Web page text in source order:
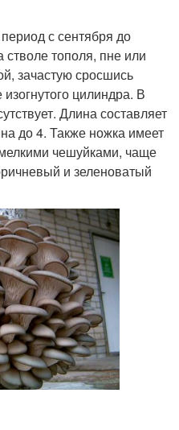
с сентября до
стволе тополя, пне или
зачастую сросшись
цилиндра. В
Длина составляет
до 4. Также ножка имеет
чешуйками, чаще
и зеленоватый